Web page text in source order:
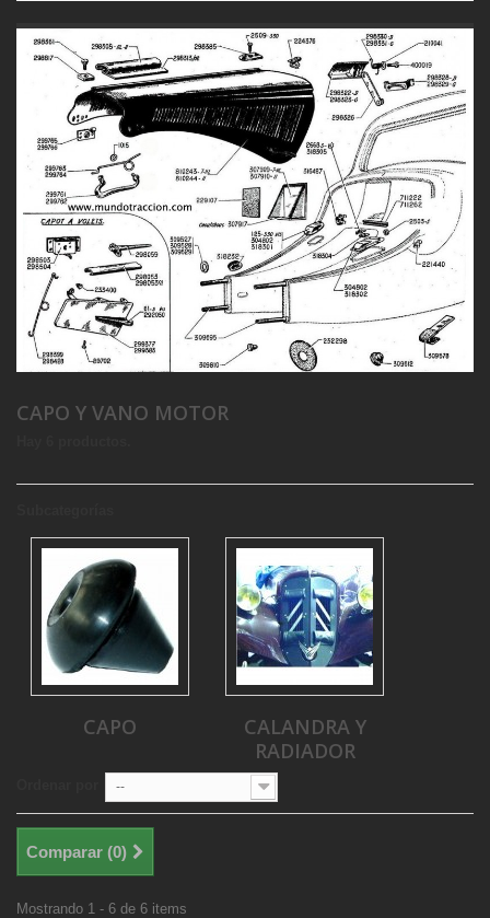
CAPO Y VANO MOTOR
CAPO
CALANDRA Y
RADIADOR
--
Comparar (0)
Mostrando 1 - 6 de 6 items